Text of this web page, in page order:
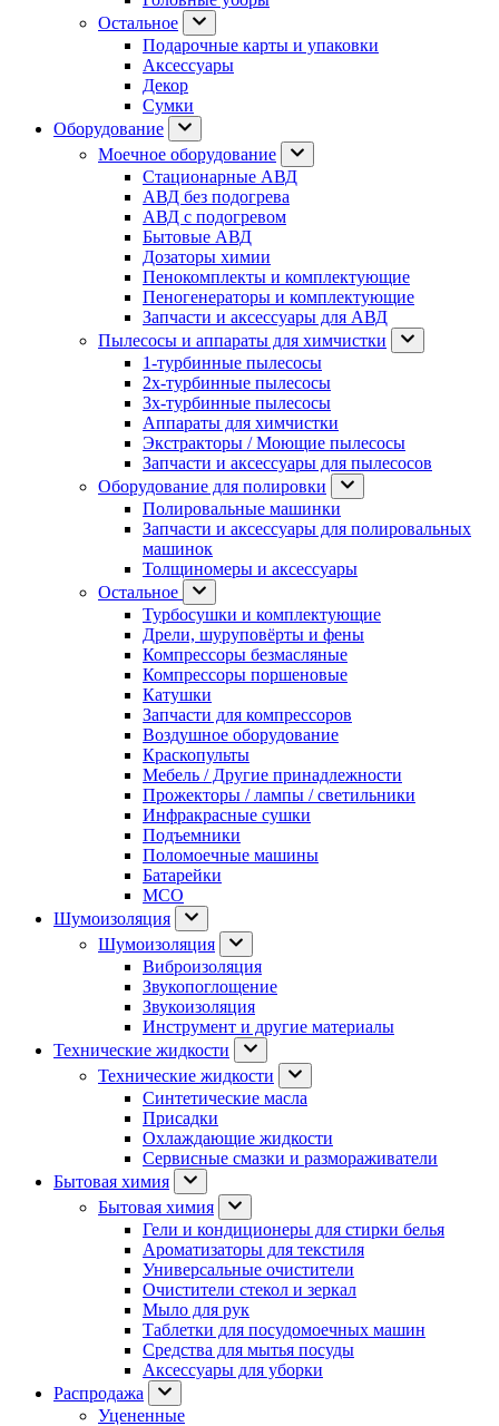
Остальное
Подарочные карты и упаковки
Аксессуары
Декор
Сумки
Оборудование
Моечное оборудование
Стационарные АВД
АВД без подогрева
АВД с подогревом
Бытовые АВД
Дозаторы химии
Пенокомплекты и комплектующие
Пеногенераторы и комплектующие
Запчасти и аксессуары для АВД
Пылесосы и аппараты для химчистки
1-турбинные пылесосы
2х-турбинные пылесосы
3х-турбинные пылесосы
Аппараты для химчистки
Экстракторы / Моющие пылесосы
Запчасти и аксессуары для пылесосов
Оборудование для полировки
Полировальные машинки
Запчасти и аксессуары для полировальных
машинок
Толщиномеры и аксессуары
Остальное
Турбосушки и комплектующие
Дрели, шуруповёрты и фены
Компрессоры безмасляные
Компрессоры поршеновые
Катушки
Запчасти для компрессоров
Воздушное оборудование
Краскопульты
Мебель / Другие принадлежности
Прожекторы / лампы / светильники
Инфракрасные сушки
Подъемники
Поломоечные машины
Батарейки
МСО
Шумоизоляция
Шумоизоляция
Виброизоляция
Звукопоглощение
Звукоизоляция
Инструмент и другие материалы
Технические жидкости
Технические жидкости
Синтетические масла
Присадки
Охлаждающие жидкости
Сервисные смазки и размораживатели
Бытовая химия
Бытовая химия
Гели и кондиционеры для стирки белья
Ароматизаторы для текстиля
Универсальные очистители
Очистители стекол и зеркал
Мыло для рук
Таблетки для посудомоечных машин
Средства для мытья посуды
Аксессуары для уборки
Распродажа
Уцененные